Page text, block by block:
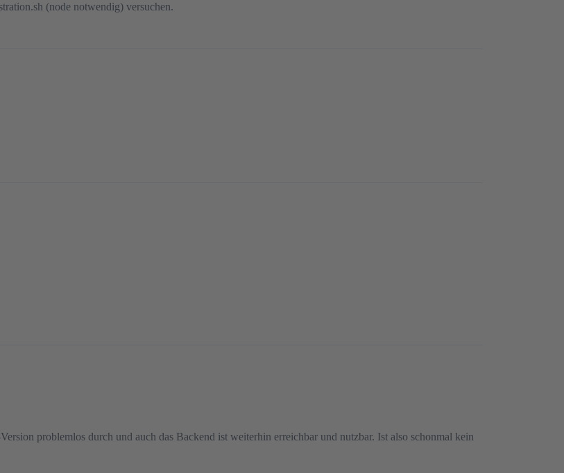
(node notwendig) versuchen.
problemlos durch und auch das Backend ist weiterhin erreichbar und nutzbar. Ist also schonmal kein